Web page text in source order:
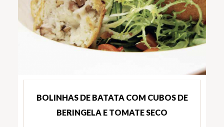
BOLINHAS DE BATATA COM CUBOS DE
BERINGELA E TOMATE SECO